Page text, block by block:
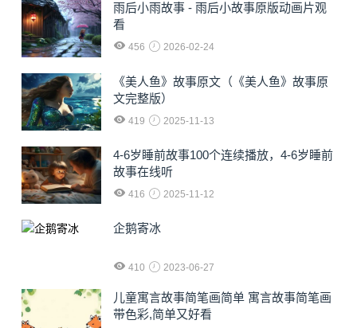
雨后小雨故事 - 雨后小故事原版动画片观
看
456 2026-02-24
《美人鱼》故事原文（《美人鱼》故事原
文完整版）
419 2025-11-13
4-6岁睡前故事100个连续播放，4-6岁睡前
故事在线听
416 2025-11-12
企鹅寄冰
410 2023-06-27
儿童寓言故事简笔画简单 寓言故事简笔画
带色彩,简单又好看